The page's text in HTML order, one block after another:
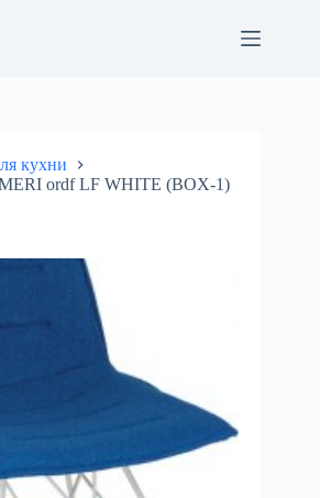
кухни
ordf LF WHITE (BOX-1)